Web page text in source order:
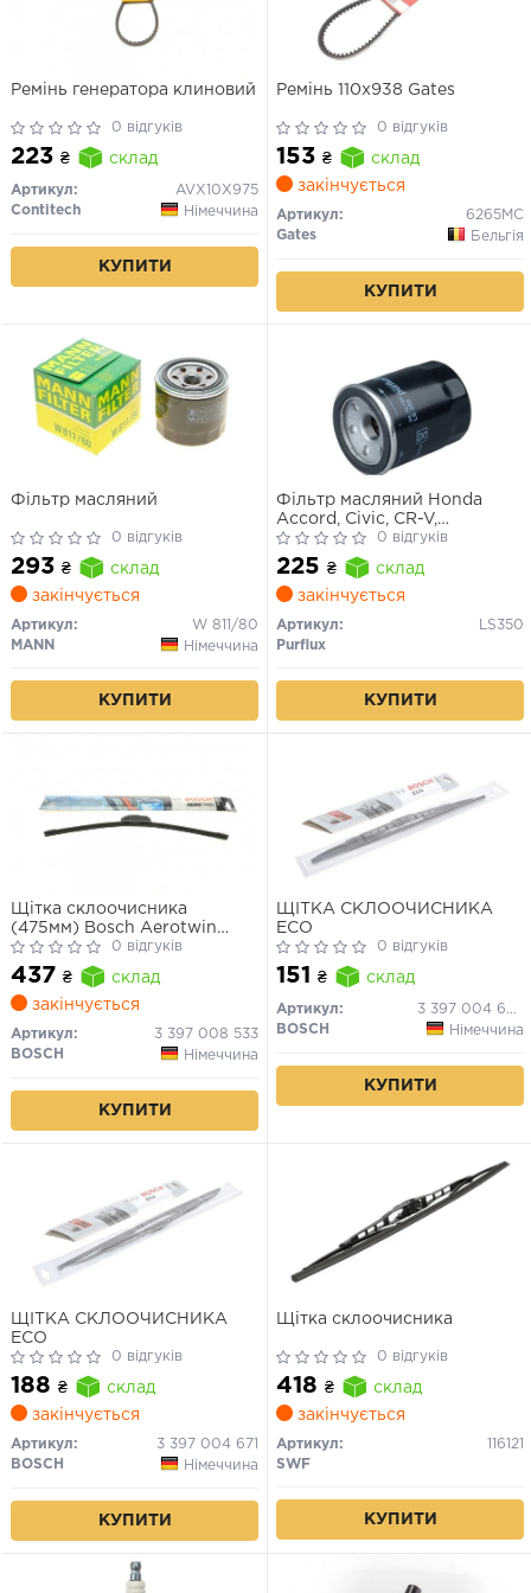
Ремінь генератора клиновий
0 відгуків
223 ₴ склад
Артикул:
AVX10X975
Contitech
Німеччина
КУПИТИ
Ремінь 110x938 Gates
0 відгуків
153 ₴
склад
закінчується
Артикул:
6265MC
Gates
Бельгія
КУПИТИ
Фільтр масляний
0 відгуків
293 ₴
склад
закінчується
Артикул:
W 811/80
MANN
Німеччина
КУПИТИ
Фільтр масляний Honda
Accord, Civic, CR-V,
CRX/Mazda 3, 60 відгуків
225 ₴
склад
закінчується
Артикул:
LS350
Purflux
КУПИТИ
Щітка склоочисника
(475мм) Bosch Aerotwin
Retro
0 відгуків
437 ₴
склад
закінчується
Артикул:
3 397 008 533
BOSCH
Німеччина
КУПИТИ
ЩІТКА СКЛООЧИСНИКА
ECO
0 відгуків
151 ₴ склад
Артикул:
3 397 004 669
BOSCH
Німеччина
КУПИТИ
ЩІТКА СКЛООЧИСНИКА
ECO
0 відгуків
188 ₴
склад
закінчується
Артикул:
3 397 004 671
BOSCH
Німеччина
КУПИТИ
Щітка склоочисника
0 відгуків
418 ₴
склад
закінчується
Артикул:
116121
SWF
КУПИТИ